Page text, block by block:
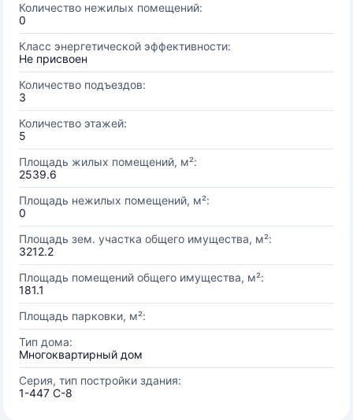
Количество нежилых помещений:
0
Класс энергетической эффективности:
Не присвоен
Количество подъездов:
3
Количество этажей:
5
Площадь жилых помещений, м²:
2539.6
Площадь нежилых помещений, м²:
0
Площадь зем. участка общего имущества, м²:
3212.2
Площадь помещений общего имущества, м²:
181.1
Площадь парковки, м²:
Тип дома:
Многоквартирный дом
Серия, тип постройки здания:
1-447 С-8